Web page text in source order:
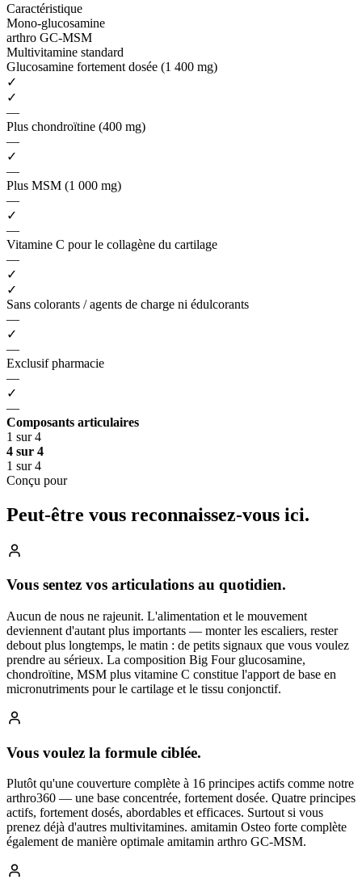
Caractéristique
Mono-glucosamine
arthro GC-MSM
Multivitamine standard
Glucosamine fortement dosée (1 400 mg)
✓
✓
—
Plus chondroïtine (400 mg)
—
✓
—
Plus MSM (1 000 mg)
—
✓
—
Vitamine C pour le collagène du cartilage
—
✓
✓
Sans colorants / agents de charge ni édulcorants
—
✓
—
Exclusif pharmacie
—
✓
—
Composants articulaires
1 sur 4
4 sur 4
1 sur 4
Conçu pour
Peut-être vous reconnaissez-vous ici.
Vous sentez vos articulations au quotidien.
Aucun de nous ne rajeunit. L'alimentation et le mouvement
deviennent d'autant plus importants — monter les escaliers, rester
debout plus longtemps, le matin : de petits signaux que vous voulez
prendre au sérieux. La composition Big Four glucosamine,
chondroïtine, MSM plus vitamine C constitue l'apport de base en
micronutriments pour le cartilage et le tissu conjonctif.
Vous voulez la formule ciblée.
Plutôt qu'une couverture complète à 16 principes actifs comme notre
arthro360 — une base concentrée, fortement dosée. Quatre principes
actifs, fortement dosés, abordables et efficaces. Surtout si vous
prenez déjà d'autres multivitamines. amitamin Osteo forte complète
également de manière optimale amitamin arthro GC-MSM.